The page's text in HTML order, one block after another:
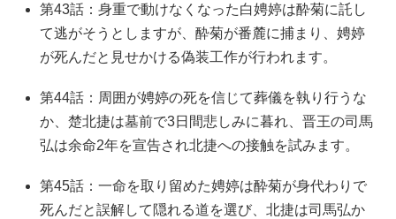
第43話：身重で動けなくなった白娉婷は酔菊に託し
て逃がそうとしますが、酔菊が番麓に捕まり、娉婷
が死んだと見せかける偽装工作が行われます。
第44話：周囲が娉婷の死を信じて葬儀を執り行うな
か、楚北捷は墓前で3日間悲しみに暮れ、晋王の司馬
弘は余命2年を宣告され北捷への接触を試みます。
第45話：一命を取り留めた娉婷は酔菊が身代わりで
死んだと誤解して隠れる道を選び、北捷は司馬弘か